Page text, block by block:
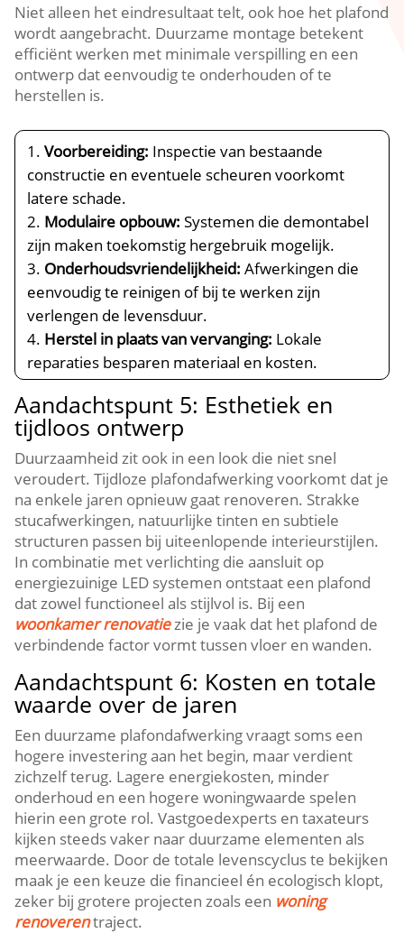
Niet alleen het eindresultaat telt, ook hoe het plafond
wordt aangebracht.​ Duurzame montage betekent
efficiënt werken met minimale verspilling en een
ontwerp dat eenvoudig te onderhouden of te
herstellen is.​
Voorbereiding: Inspectie van bestaande
constructie en eventuele scheuren voorkomt
latere schade.​
Modulaire opbouw: Systemen die demontabel
zijn maken toekomstig hergebruik mogelijk.​
Onderhoudsvriendelijkheid: Afwerkingen die
eenvoudig te reinigen of bij te werken zijn
verlengen de levensduur.​
Herstel in plaats van vervanging: Lokale
reparaties besparen materiaal en kosten.​
Aandachtspunt 5: Esthetiek en
tijdloos ontwerp
Duurzaamheid zit ook in een look die niet snel
veroudert.​ Tijdloze plafondafwerking voorkomt dat je
na enkele jaren opnieuw gaat renoveren.​ Strakke
stucafwerkingen, natuurlijke tinten en subtiele
structuren passen bij uiteenlopende interieurstijlen.​
In combinatie met verlichting die aansluit op
energiezuinige LED systemen ontstaat een plafond
dat zowel functioneel als stijlvol is.​ Bij een
woonkamer renovatiezie je vaak dat het plafond de
verbindende factor vormt tussen vloer en wanden.​
Aandachtspunt 6: Kosten en totale
waarde over de jaren
Een duurzame plafondafwerking vraagt soms een
hogere investering aan het begin, maar verdient
zichzelf terug.​ Lagere energiekosten, minder
onderhoud en een hogere woningwaarde spelen
hierin een grote rol.​ Vastgoedexperts en taxateurs
kijken steeds vaker naar duurzame elementen als
meerwaarde.​ Door de totale levenscyclus te bekijken
maak je een keuze die financieel én ecologisch klopt,
zeker bij grotere projecten zoals een woning
renoverentraject.​